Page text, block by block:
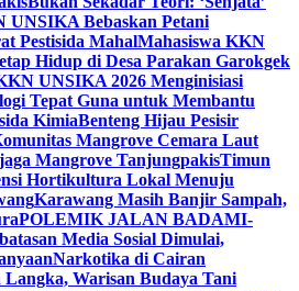
Bebaskan Petani
Pestisida MahalMahasiswa KKN
Hidup di Desa Parakan Garokgek
UNSIKA 2026 Menginisiasi
Tepat Guna untuk Membantu
KimiaBenteng Hijau Pesisir
Mangrove Cemara Laut
Mangrove TanjungpakisTimun
Hortikultura Lokal Menuju
Karawang Masih Banjir Sampah,
POLEMIK JALAN BADAMI-
Media Sosial Dimulai,
Narkotika di Cairan
Warisan Budaya Tani